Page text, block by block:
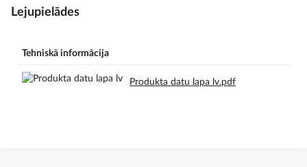
Lejupielādes
Tehniskā informācija
Produkta datu lapa lv.pdf